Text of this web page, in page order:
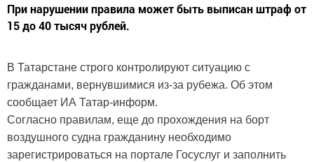
При нарушении правила может быть выписан штраф от
15 до 40 тысяч рублей.
В Татарстане строго контролируют ситуацию с
гражданами, вернувшимися из-за рубежа. Об этом
сообщает ИА Татар-информ.
Согласно правилам, еще до прохождения на борт
воздушного судна гражданину необходимо
зарегистрироваться на портале Госуслуг и заполнить